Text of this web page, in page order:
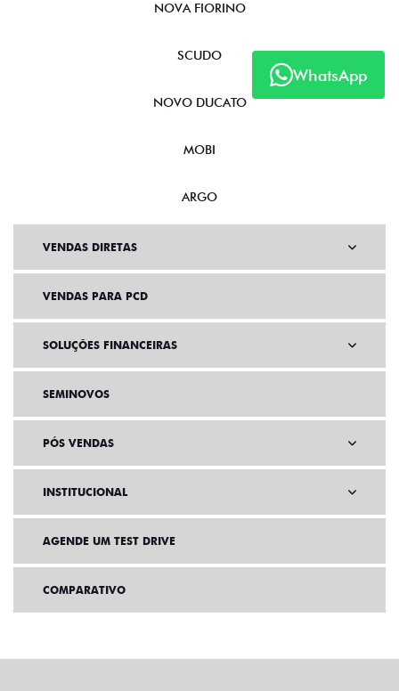
WhatsApp
NOVA FIORINO
SCUDO
NOVO DUCATO
MOBI
ARGO
VENDAS DIRETAS
VENDAS PARA PCD
SOLUÇÕES FINANCEIRAS
SEMINOVOS
PÓS VENDAS
INSTITUCIONAL
AGENDE UM TEST DRIVE
COMPARATIVO